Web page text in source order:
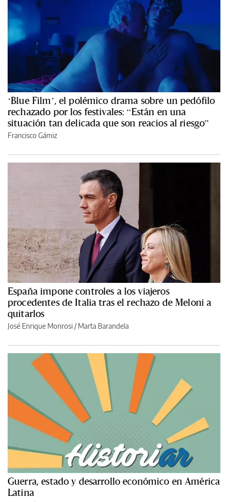
‘Blue Film’, el polémico drama sobre un pedófilo
rechazado por los festivales: “Están en una
situación tan delicada que son reacios al riesgo”
Francisco Gámiz
España impone controles a los viajeros
procedentes de Italia tras el rechazo de Meloni a
quitarlos
José Enrique Monrosi / Marta Barandela
Guerra, estado y desarrollo económico en América
Latina